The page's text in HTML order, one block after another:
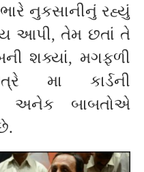
નુકસાનીનું રહ્યું
આપી, તેમ છતાં તે
શક્યાં, મગફળી
મા કાર્ડની
અનેક બાબતોએ